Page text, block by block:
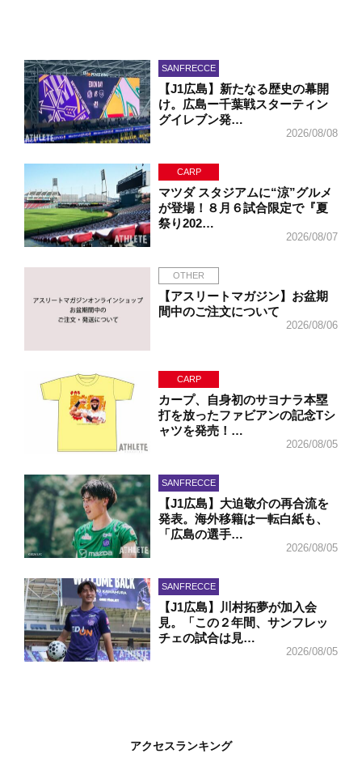
SANFRECCE
【J1広島】新たなる歴史の幕開
け。広島ー千葉戦スターティン
グイレブン発…
2026/08/08
CARP
マツダ スタジアムに“涼”グルメ
が登場！８月６試合限定で『夏
祭り202…
2026/08/07
OTHER
【アスリートマガジン】お盆期
間中のご注文について
2026/08/06
CARP
カープ、自身初のサヨナラ本塁
打を放ったファビアンの記念Tシ
ャツを発売！…
2026/08/05
SANFRECCE
【J1広島】大迫敬介の再合流を
発表。海外移籍は一転白紙も、
「広島の選手…
2026/08/05
SANFRECCE
【J1広島】川村拓夢が加入会
見。「この２年間、サンフレッ
チェの試合は見…
2026/08/05
アクセスランキング